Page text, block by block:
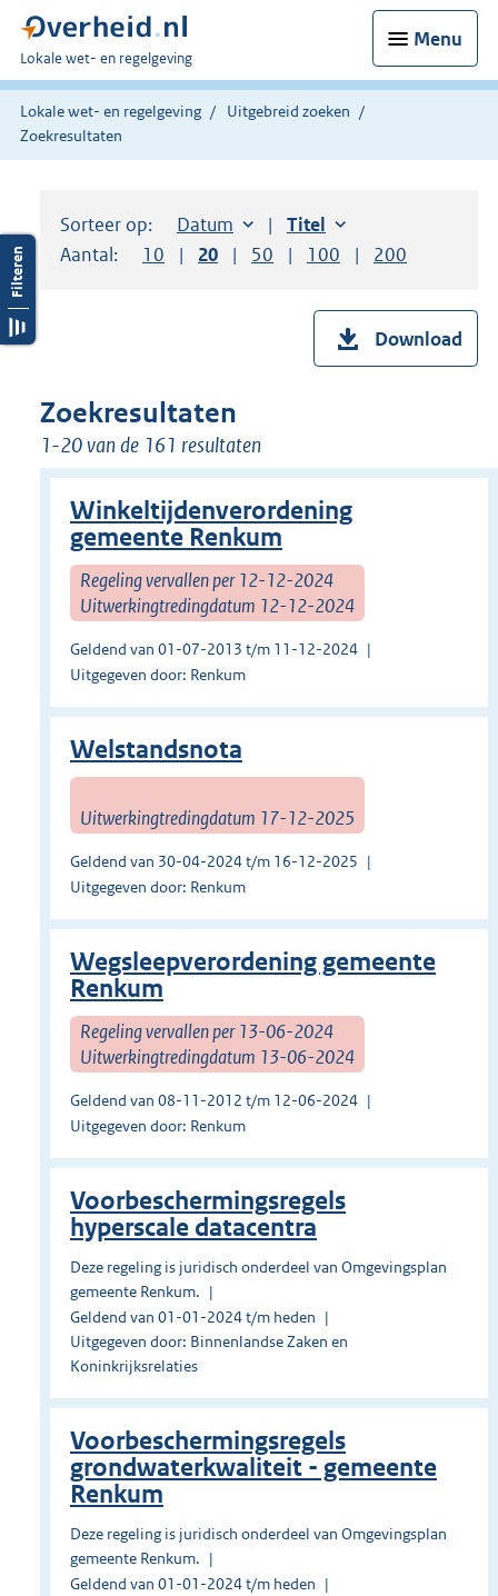
Menu
U
bent
hier:
Lokale wet- en regelgeving
Lokale wet- en regelgeving
Uitgebreid zoeken
Zoekresultaten
Sorteer op: Sorteer op:
Datum aflopendSorteer op:
Titel oplopend
Aantal:
Toon
10 resultaten per pagina
Toon
20 resultaten per pagina
Toon
50 resultaten per pagina
Toon
100 resultaten per
Toon
200
Download
Zoekresultaten
1-20 van de 161 resultaten
Winkeltijdenverordening
gemeente Renkum
Regeling vervallen per 12-12-2024
Uitwerkingtredingdatum 12-12-2024
Geldend van 01-07-2013 t/m 11-12-2024
Uitgegeven door: Renkum
Welstandsnota
Uitwerkingtredingdatum 17-12-2025
Geldend van 30-04-2024 t/m 16-12-2025
Uitgegeven door: Renkum
Wegsleepverordening gemeente
Renkum
Regeling vervallen per 13-06-2024
Uitwerkingtredingdatum 13-06-2024
Geldend van 08-11-2012 t/m 12-06-2024
Uitgegeven door: Renkum
Voorbeschermingsregels
hyperscale datacentra
Deze regeling is juridisch onderdeel van Omgevingsplan
gemeente Renkum.
Geldend van 01-01-2024 t/m heden
Uitgegeven door: Binnenlandse Zaken en
Koninkrijksrelaties
Voorbeschermingsregels
grondwaterkwaliteit - gemeente
Renkum
Deze regeling is juridisch onderdeel van Omgevingsplan
gemeente Renkum.
Geldend van 01-01-2024 t/m heden